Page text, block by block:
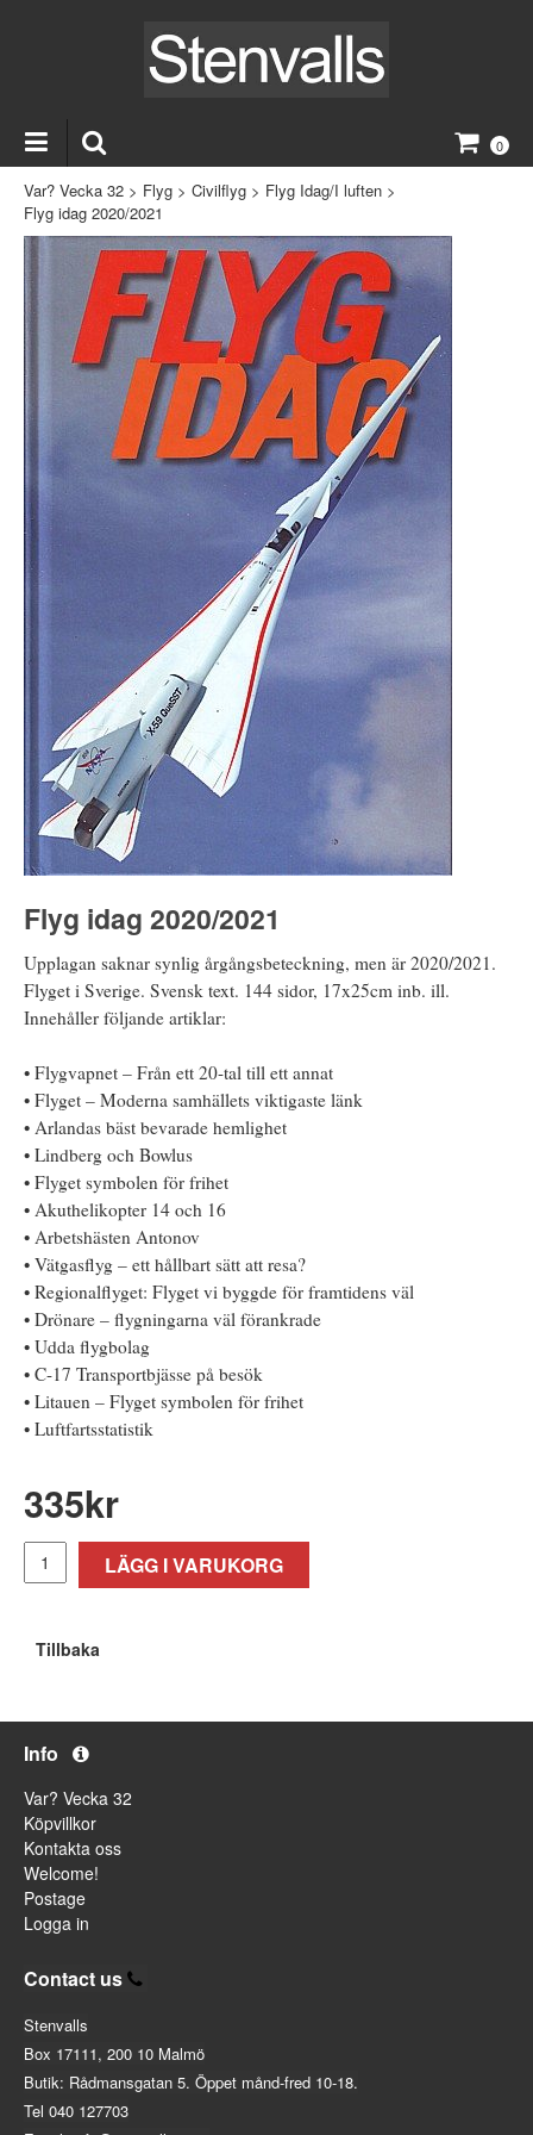
0
Var? Vecka 32 > Flyg > Civilflyg > Flyg Idag/I luften >
Flyg idag 2020/2021
Flyg idag 2020/2021
Upplagan saknar synlig årgångsbeteckning, men är 2020/2021.
Flyget i Sverige. Svensk text. 144 sidor, 17x25cm inb. ill.
Innehåller följande artiklar:
• Flygvapnet – Från ett 20-tal till ett annat
• Flyget – Moderna samhällets viktigaste länk
• Arlandas bäst bevarade hemlighet
• Lindberg och Bowlus
• Flyget symbolen för frihet
• Akuthelikopter 14 och 16
• Arbetshästen Antonov
• Vätgasflyg – ett hållbart sätt att resa?
• Regionalflyget: Flyget vi byggde för framtidens väl
• Drönare – flygningarna väl förankrade
• Udda flygbolag
• C-17 Transportbjässe på besök
• Litauen – Flyget symbolen för frihet
• Luftfartsstatistik
335kr
LÄGG I VARUKORG
Tillbaka
Info
Var? Vecka 32
Köpvillkor
Kontakta oss
Welcome!
Postage
Logga in
Contact us
Stenvalls
Box 17111, 200 10 Malmö
Butik: Rådmansgatan 5. Öppet månd-fred 10-18.
Tel 040 127703